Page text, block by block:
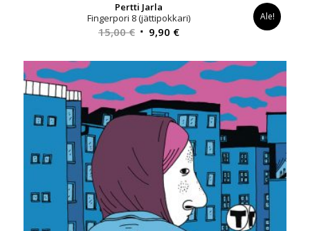
Pertti Jarla
Fingerpori 8 (jättipokkari)
15,00€ Alkuperäinen
oli:
15,00 €.
9,90 €Nykyinen
on:
9,90 €.
Ale!